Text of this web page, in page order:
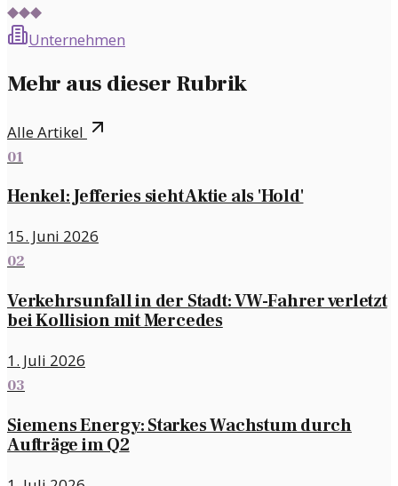
◆◆◆
Unternehmen
Mehr aus dieser Rubrik
Alle Artikel
01
Henkel: Jefferies sieht Aktie als 'Hold'
15. Juni 2026
02
Verkehrsunfall in der Stadt: VW-Fahrer verletzt
bei Kollision mit Mercedes
1. Juli 2026
03
Siemens Energy: Starkes Wachstum durch
Aufträge im Q2